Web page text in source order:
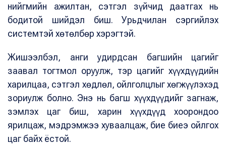
нийгмийн ажилтан, сэтгэл зүйчид даатгах нь
бодитой шийдэл биш. Урьдчилан сэргийлэх
системтэй хөтөлбөр хэрэгтэй.
Жишээлбэл, анги удирдсан багшийн цагийг
заавал тогтмол оруулж, тэр цагийг хүүхдүүдийн
харилцаа, сэтгэл хөдлөл, ойлголцлыг хөгжүүлэхэд
зориулж болно. Энэ нь багш хүүхдүүдийг загнаж,
зэмлэх цаг биш, харин хүүхдүүд хоорондоо
ярилцаж, мэдрэмжээ хуваалцаж, бие биеэ ойлгох
цаг байх ёстой.